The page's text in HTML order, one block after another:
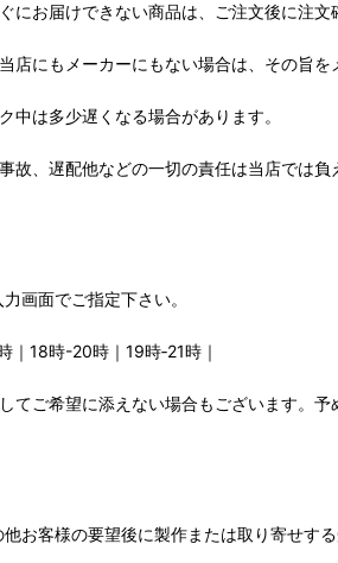
にお届けできない商品は、ご注文後に注文
店にもメーカーにもない場合は、その旨
は多少遅くなる場合があります。
、遅配他などの一切の責任は当店では負
画面でご指定下さい。
｜18時-20時｜19時‐21時｜
てご希望に添えない場合もございます。
お客様の要望後に製作または取り寄せす